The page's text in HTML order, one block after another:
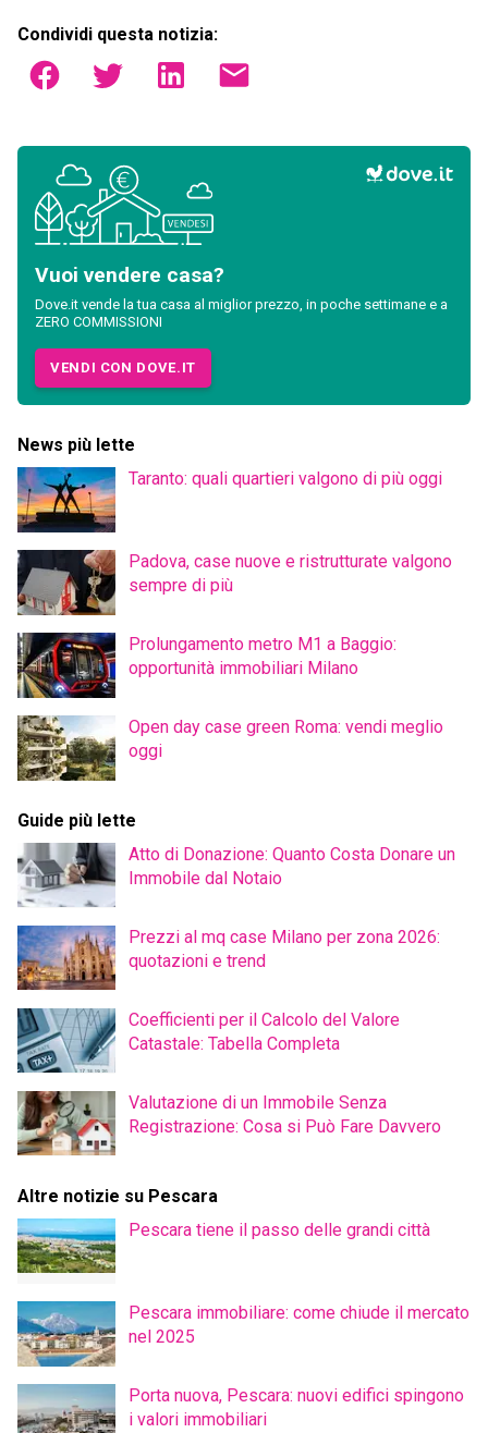
Condividi questa notizia:
Vuoi vendere casa?
Dove.it vende la tua casa al miglior prezzo, in poche settimane e a
ZERO COMMISSIONI
VENDI CON DOVE.IT
News più lette
Taranto: quali quartieri valgono di più oggi
Padova, case nuove e ristrutturate valgono
sempre di più
Prolungamento metro M1 a Baggio:
opportunità immobiliari Milano
Open day case green Roma: vendi meglio
oggi
Guide più lette
Atto di Donazione: Quanto Costa Donare un
Immobile dal Notaio
Prezzi al mq case Milano per zona 2026:
quotazioni e trend
Coefficienti per il Calcolo del Valore
Catastale: Tabella Completa
Valutazione di un Immobile Senza
Registrazione: Cosa si Può Fare Davvero
Altre notizie su Pescara
Pescara tiene il passo delle grandi città
Pescara immobiliare: come chiude il mercato
nel 2025
Porta nuova, Pescara: nuovi edifici spingono
i valori immobiliari